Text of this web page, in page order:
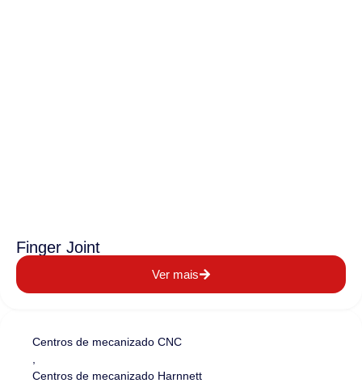
Finger Joint
Ver mais
Centros de mecanizado CNC
Centros de mecanizado Harnnett